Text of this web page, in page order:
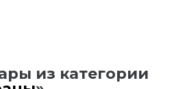
из категории